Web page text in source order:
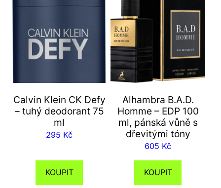
Calvin Klein CK Defy
– tuhý deodorant 75
ml
295 Kč
KOUPIT
Alhambra B.A.D.
Homme – EDP 100
ml, pánská vůně s
dřevitými tóny
605 Kč
KOUPIT